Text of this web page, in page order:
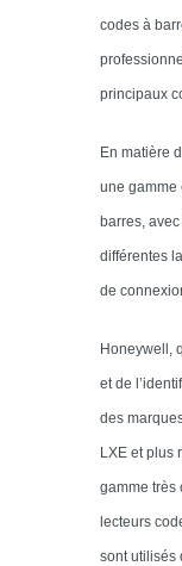
codes à
principaux
En matière
une gamme
barres, avec
différentes
de
Honeywell,
et de
des
LXE et plus
gamme très
lecteurs
sont utilisés